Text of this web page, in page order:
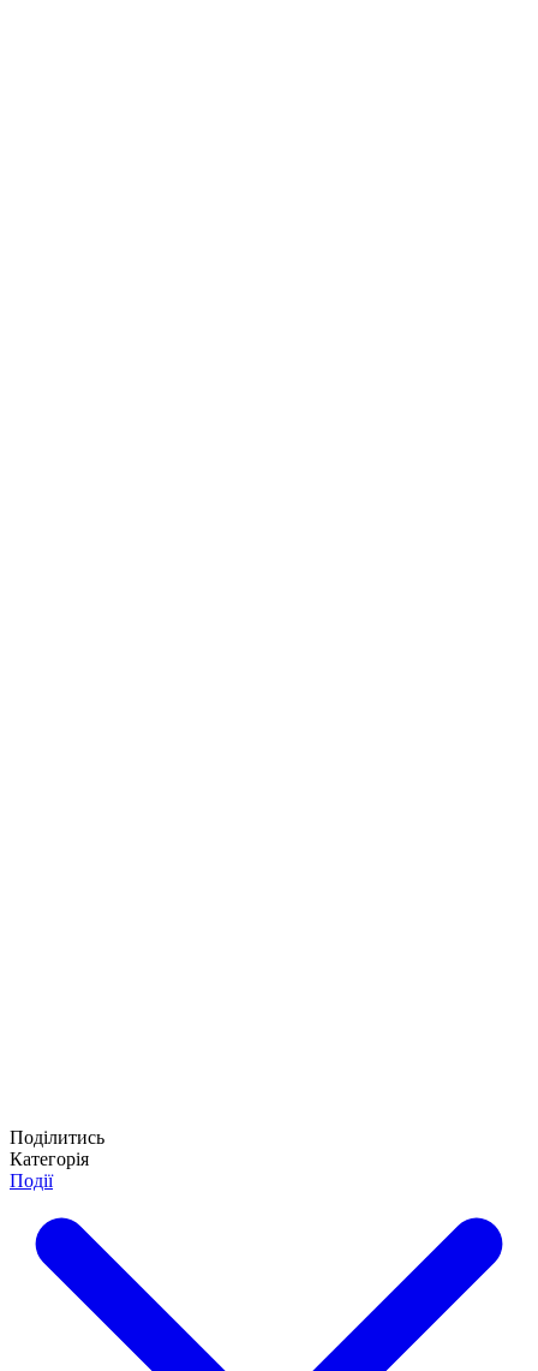
Поділитись
Категорія
Події